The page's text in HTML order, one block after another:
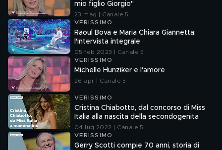
mio figlio Giorgio"
23 mag | Canale 5
VERISSIMO
Raoul Bova e Maria Chiara Giannetta:
l'intervista integrale
05 feb 2023 | Canale 5
VERISSIMO
Michelle Hunziker e l'amore
26 apr | Canale 5
VERISSIMO
Cristina Chiabotto, dal concorso di Miss
Italia alla nascita della secondogenita
04 lug 2022 | Canale 5
VERISSIMO
Gerry Scotti compie 70 anni, storia di